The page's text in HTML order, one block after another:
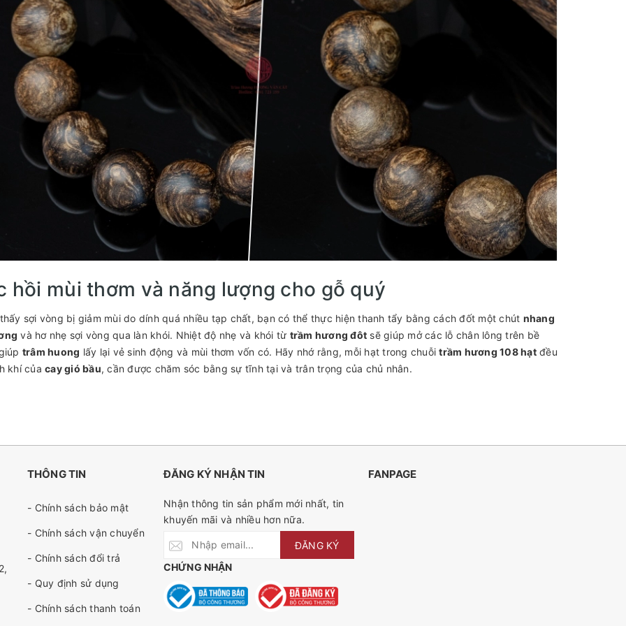
hồi mùi thơm và năng lượng cho gỗ quý
sợi vòng bị giảm mùi do dính quá nhiều tạp chất, bạn có thể thực hiện thanh tẩy bằng cách đốt một chút nhang
và hơ nhẹ sợi vòng qua làn khói. Nhiệt độ nhẹ và khói từ trầm hương đôt sẽ giúp mở các lỗ chân lông trên bề
trâm huong lấy lại vẻ sinh động và mùi thơm vốn có. Hãy nhớ rằng, mỗi hạt trong chuỗitrầm hương 108 hạtđều
khí của cay gió bầu, cần được chăm sóc bằng sự tĩnh tại và trân trọng của chủ nhân.
THÔNG TIN
- Chính sách bảo mật
- Chính sách vận chuyển
- Chính sách đổi trả
- Quy định sử dụng
- Chính sách thanh toán
ĐĂNG KÝ NHẬN TIN
Nhận thông tin sản phẩm mới nhất, tin
khuyến mãi và nhiều hơn nữa.
ĐĂNG KÝ
CHỨNG NHẬN
FANPAGE